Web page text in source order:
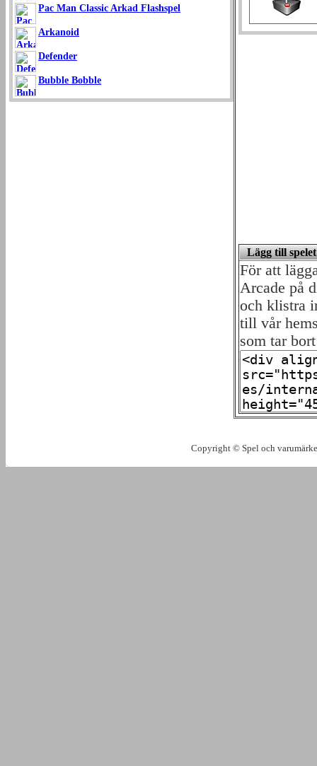
Pac Man Classic Arkad Flashspel
Arkanoid
Defender
Bubble Bobble
Lägg till
För att
Arcade på
och klistra
till vår
som tar
Copyright © Spel och